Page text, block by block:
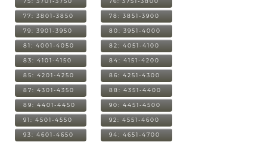
77: 3801-3850 78: 3851-3900
79: 3901-3950 80: 3951-4000
81: 4001-4050 82: 4051-4100
83: 4101-4150 84: 4151-4200
85: 4201-4250 86: 4251-4300
87: 4301-4350 88: 4351-4400
89: 4401-4450 90: 4451-4500
91: 4501-4550 92: 4551-4600
93: 4601-4650 94: 4651-4700